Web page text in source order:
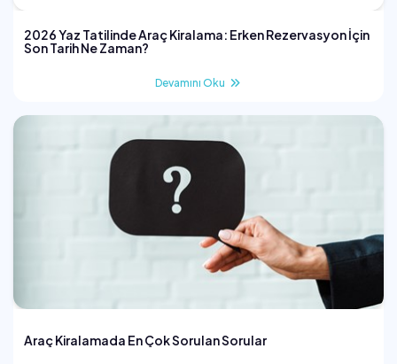
2026 Yaz Tatilinde Araç Kiralama: Erken Rezervasyon İçin
Son Tarih Ne Zaman?
Devamını Oku
Araç Kiralamada En Çok Sorulan Sorular